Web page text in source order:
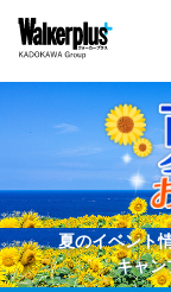
夏のイベント
キャン